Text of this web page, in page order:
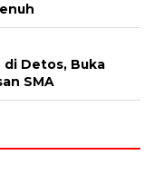
di Detos, Buka
SMA